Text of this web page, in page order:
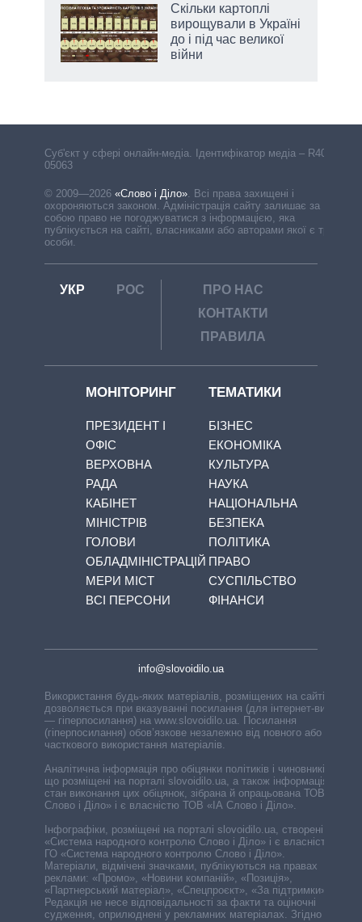
Скільки картоплі
вирощували в Україні
до і під час великої
війни
Cуб'єкт у сфері онлайн-медіа. Ідентифікатор медіа – R40-
05063
© 2009—2026 «Слово і Діло» Всі права захищені і
охороняються законом. Адміністрація сайту залишає за
собою право не погоджуватися з інформацією, яка
публікується на сайті, власниками або авторами якої є треті
особи.
УКР РОС
ПРО НАС
КОНТАКТИ
ПРАВИЛА
МОНІТОРИНГ
ПРЕЗИДЕНТ І
ОФІС
ВЕРХОВНА
РАДА
КАБІНЕТ
МІНІСТРІВ
ГОЛОВИ
ОБЛАДМІНІСТРАЦІЙ
МЕРИ МІСТ
ВСІ ПЕРСОНИ
ТЕМАТИКИ
БІЗНЕС
ЕКОНОМІКА
КУЛЬТУРА
НАУКА
НАЦІОНАЛЬНА
БЕЗПЕКА
ПОЛІТИКА
ПРАВО
СУСПІЛЬСТВО
ФІНАНСИ
info@slovoidilo.ua
Використання будь-яких матеріалів, розміщених на сайті,
дозволяється при вказуванні посилання (для інтернет-видань
— гіперпосилання) на www.slovoidilo.ua. Посилання
(гіперпосилання) обов’язкове незалежно від повного або
часткового використання матеріалів.
Аналітична інформація про обіцянки політиків і чиновників,
що розміщені на порталі slovoidilo.ua, а також інформація про
стан виконання цих обіцянок, зібрана й опрацьована ТОВ «ІА
Слово і Діло» і є власністю ТОВ «ІА Слово і Діло».
Інфографіки, розміщені на порталі slovoidilo.ua, створені ГО
«Система народного контролю Слово і Діло» і є власністю
ГО «Система народного контролю Слово і Діло».
Матеріали, відмічені значками, публікуються на правах
реклами: «Промо», «Новини компаній», «Позиція»,
«Партнерський матеріал», «Спецпроєкт», «За підтримки».
Редакція не несе відповідальності за факти та оціночні
судження, оприлюднені у рекламних матеріалах. Згідно з